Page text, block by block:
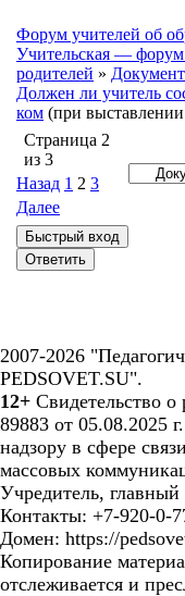
Форум учителей об
Учительская — форум
родителей »
Должен ли учитель
ком (при
Страница 2
из 3
Назад 1 2 3
Далее
2007-2026
PEDSOVET.SU".
12+
89883 от 05.08.2025
надзору в сфере
массовых
Учредитель,
Контакты: +7-920-0-
Домен: https://
Копирование
отслеживается и